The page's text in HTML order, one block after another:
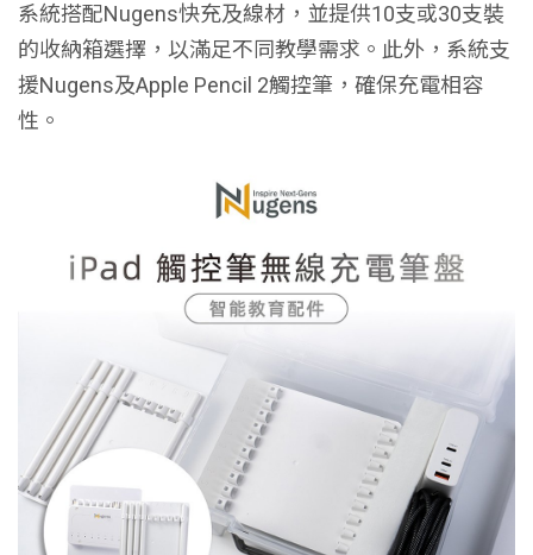
系統搭配Nugens快充及線材，並提供10支或30支裝
的收納箱選擇，以滿足不同教學需求。此外，系統支
援Nugens及Apple Pencil 2觸控筆，確保充電相容
性。